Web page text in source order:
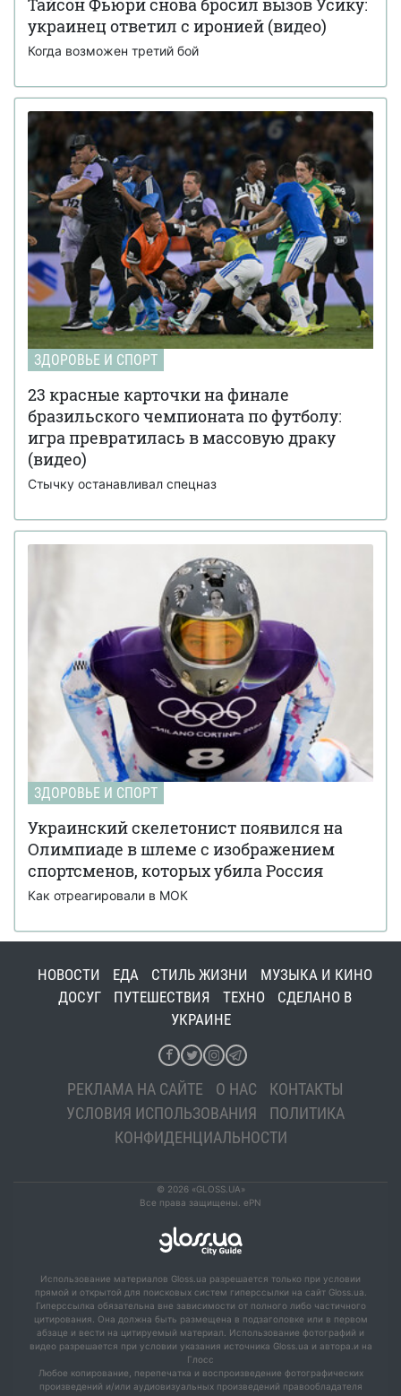
украинец ответил с иронией (видео)
Когда возможен третий бой
ЗДОРОВЬЕ И СПОРТ
23 красные карточки на финале
бразильского чемпионата по футболу:
игра превратилась в массовую драку
(видео)
Стычку останавливал спецназ
ЗДОРОВЬЕ И СПОРТ
Украинский скелетонист появился на
Олимпиаде в шлеме с изображением
спортсменов, которых убила Россия
Как отреагировали в МОК
НОВОСТИ ЕДА СТИЛЬ ЖИЗНИ
МУЗЫКА И КИНО
ДОСУГ
ПУТЕШЕСТВИЯ ТЕХНО
СДЕЛАНО В
УКРАИНЕ
РЕКЛАМА НА САЙТЕ О НАС
КОНТАКТЫ
УСЛОВИЯ ИСПОЛЬЗОВАНИЯ
ПОЛИТИКА
КОНФИДЕНЦИАЛЬНОСТИ
© 2026 «GLOSS.UA»
Все права защищены. ePN
Использование материалов Gloss.ua разрешается только при условии
прямой и открытой для поисковых систем гиперссылки на сайт Gloss.ua.
Гиперссылка обязательна вне зависимости от полного либо частичного
цитирования. Она должна быть размещена в подзаголовке или в первом
абзаце и вести на цитируемый материал. Использование фотографий и
видео разрешается при условии указания источника Gloss.ua и автора.и на
Глосс
Любое копирование, перепечатка и воспроизведение фотографических
произведений и/или аудиовизуальных произведений правообладателя